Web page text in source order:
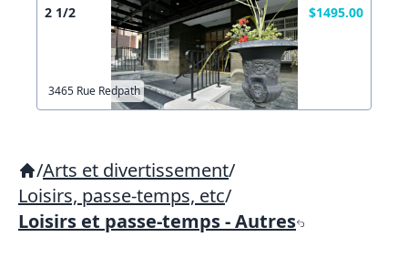
2 1/2 $1495.00
3465 Rue Redpath
/Arts et divertissement/
Loisirs, passe-temps, etc/
Loisirs et passe-temps - Autres